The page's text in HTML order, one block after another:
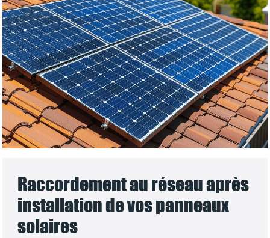
Raccordement au réseau après
installation de vos panneaux
solaires